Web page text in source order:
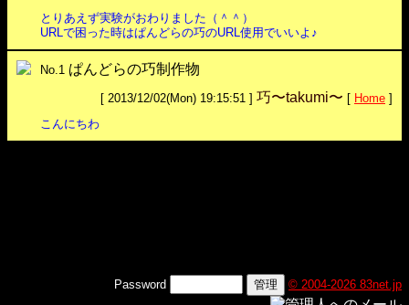
とりあえず実験がおわりました（＾＾）
URLで困った時はぱんどらの巧のURL使用でいいよ♪
No.1 ぱんどらの巧制作物
[ 2013/12/02(Mon) 19:15:51 ] 巧〜takumi〜 [ Home ]
こんにちわ
Password © 2004-2026 83net.jp